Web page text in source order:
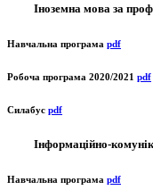
Іноземна мова за
Навчальна програма pdf
Робоча програма 2020/2021 pdf
Силабус pdf
Інформаційно-
Навчальна програма pdf